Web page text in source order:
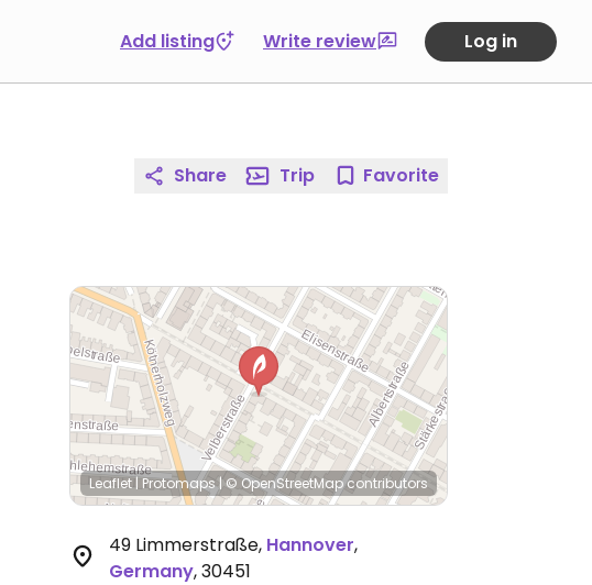
Add listing Write review Log in
Share Trip Favorite
Leaflet | Protomaps|© OpenStreetMapcontributors
49 Limmerstraße, Hannover,
Germany,30451